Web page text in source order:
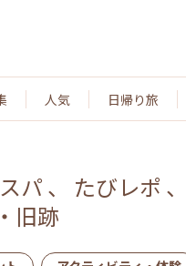
人気 日帰り旅
パ 、 たびレポ 、
旧跡